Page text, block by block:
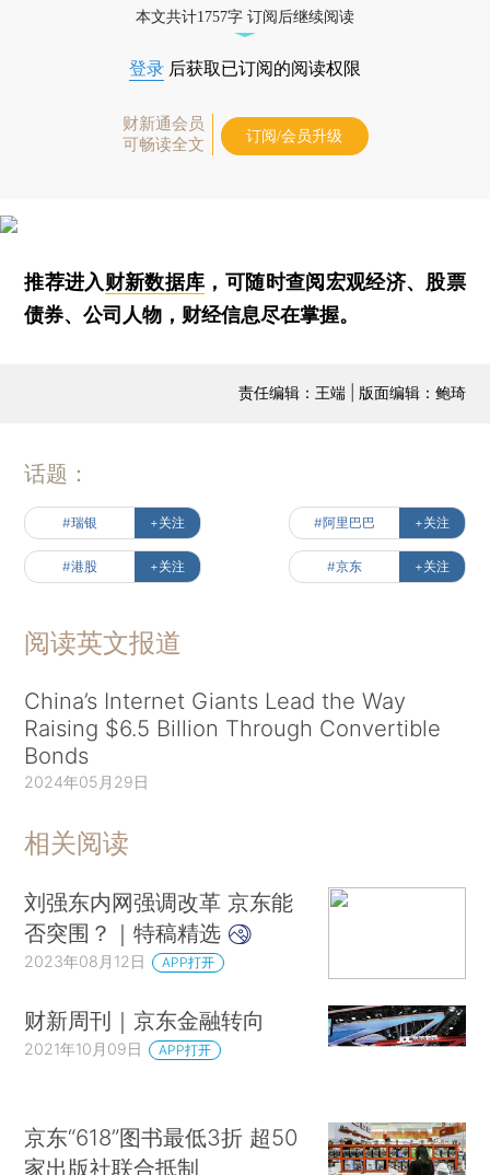
本文共计1757字 订阅后继续阅读
登录 后获取已订阅的阅读权限
财新通会员
可畅读全文
订阅/会员升级
推荐进入财新数据库 ，可随时查阅宏观经济、股票
债券、公司人物，财经信息尽在掌握。
责任编辑：王端 | 版面编辑：鲍琦
话题：
#瑞银 +关注 #阿里巴巴 +关注
#港股 +关注 #京东 +关注
阅读英文报道
China’s Internet Giants Lead the Way
Raising $6.5 Billion Through Convertible
Bonds
2024年05月29日
相关阅读
刘强东内网强调改革 京东能
否突围？｜特稿精选
2023年08月12日 APP打开
财新周刊｜京东金融转向
2021年10月09日 APP打开
京东“618”图书最低3折 超50
家出版社联合抵制